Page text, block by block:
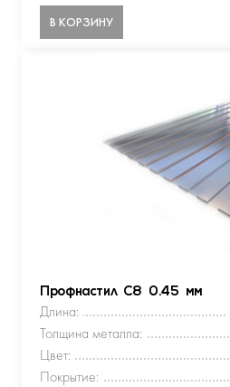
В КОРЗИНУ
Профнастил С8 0.45 мм
Длина:
Толщина металла:
Цвет:
Покрытие: